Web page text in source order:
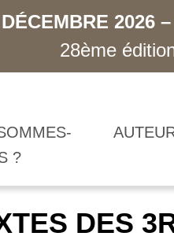
2026
28ème
?
DES